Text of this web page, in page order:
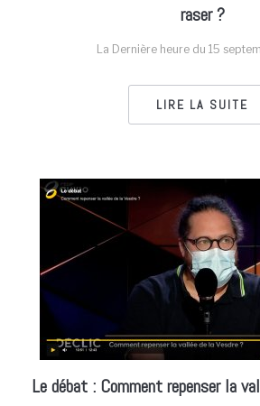
raser ?
La Dernière heure du 15
LIRE LA SUITE
Le débat : Comment repenser la